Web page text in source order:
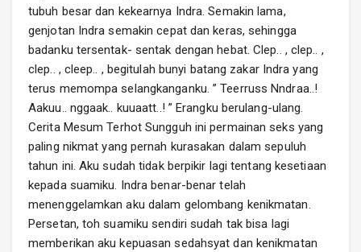
tubuh besar dan kekearnya Indra. Semakin lama,
genjotan Indra semakin cepat dan keras, sehingga
badanku tersentak- sentak dengan hebat. Clep.. , clep.. ,
clep.. , cleep.. , begitulah bunyi batang zakar Indra yang
terus memompa selangkanganku. ” Teerruss Nndraa..!
Aakuu.. nggaak.. kuuaatt..! ” Erangku berulang-ulang.
Cerita Mesum Terhot Sungguh ini permainan seks yang
paling nikmat yang pernah kurasakan dalam sepuluh
tahun ini. Aku sudah tidak berpikir lagi tentang kesetiaan
kepada suamiku. Indra benar-benar telah
menenggelamkan aku dalam gelombang kenikmatan.
Persetan, toh suamiku sendiri sudah tak bisa lagi
memberikan aku kepuasan sedahsyat dan kenikmatan